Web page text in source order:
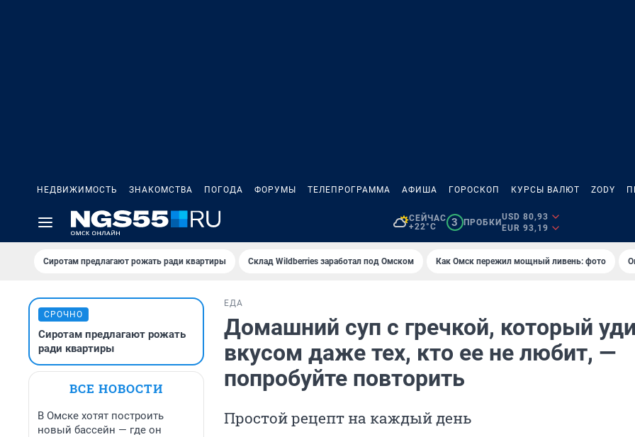
НЕДВИЖИМОСТЬ ЗНАКОМСТВА ПОГОДА ФОРУМЫ ТЕЛЕПРОГРАММА АФИША ГОРОСКОП КУРСЫ ВАЛЮТ ZODY
СЕЙЧАС
+22°C
3 ПРОБКИ
USD 80,93
EUR 93,19
Сиротам предлагают рожать ради квартиры Склад Wildberries заработал под Омском Как Омск пережил мощный ливень: фото
СРОЧНО
Сиротам предлагают рожать
ради квартиры
ВСЕ НОВОСТИ
В Омске хотят построить
новый бассейн — где он
ЕДА
Домашний суп с гречкой, который
вкусом даже тех, кто ее не любит, —
попробуйте повторить
Простой рецепт на каждый день